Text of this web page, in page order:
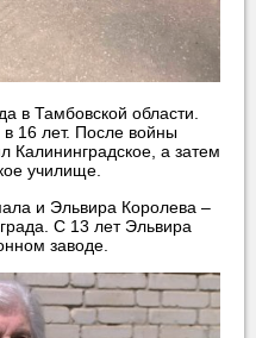
в Тамбовской области.
16 лет. После войны
Калининградское, а затем
училище.
и Эльвира Королева –
С 13 лет Эльвира
заводе.